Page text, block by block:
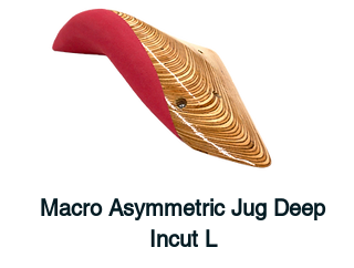
Macro Asymmetric Jug Deep
Incut L